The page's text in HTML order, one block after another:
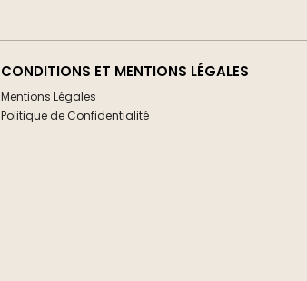
CONDITIONS ET MENTIONS LÉGALES
Mentions Légales
Politique de Confidentialité